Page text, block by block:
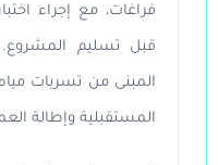
فراغات، مع إجراء
قبل تسليم
المبنى من تسربات
المستقبلية وإطالة